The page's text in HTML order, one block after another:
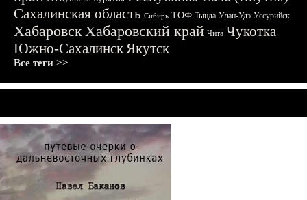
Сахалинская область Сибирь ТОФ Тында Улан-Удэ Уссурийск
ХабаровскХабаровский край Чита Чукотка
Южно-СахалинскЯкутск
Все теги >>